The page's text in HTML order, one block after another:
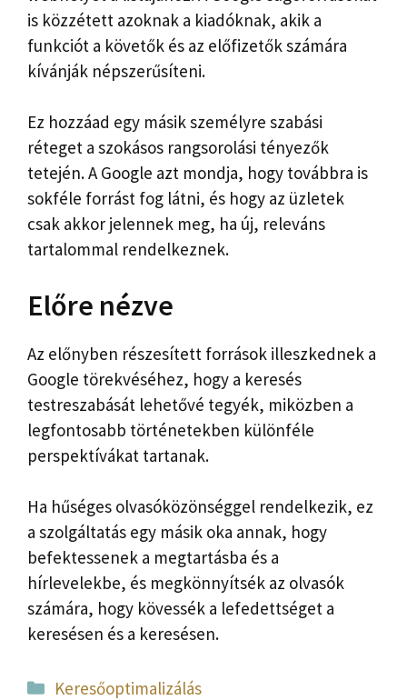
is közzétett azoknak a kiadóknak, akik a
funkciót a követők és az előfizetők számára
kívánják népszerűsíteni.
Ez hozzáad egy másik személyre szabási
réteget a szokásos rangsorolási tényezők
tetején. A Google azt mondja, hogy továbbra is
sokféle forrást fog látni, és hogy az üzletek
csak akkor jelennek meg, ha új, releváns
tartalommal rendelkeznek.
Előre nézve
Az előnyben részesített források illeszkednek a
Google törekvéséhez, hogy a keresés
testreszabását lehetővé tegyék, miközben a
legfontosabb történetekben különféle
perspektívákat tartanak.
Ha hűséges olvasóközönséggel rendelkezik, ez
a szolgáltatás egy másik oka annak, hogy
befektessenek a megtartásba és a
hírlevelekbe, és megkönnyítsék az olvasók
számára, hogy kövessék a lefedettséget a
keresésen és a keresésen.
Kategória
Keresőoptimalizálás